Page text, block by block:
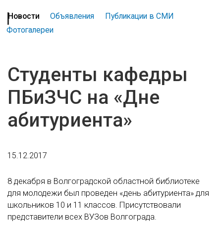
Новости Объявления
Публикации в СМИ
Фотогалереи
Студенты кафедры
ПБиЗЧС на «Дне
абитуриента»
15.12.2017
8 декабря в Волгоградской областной библиотеке
для молодежи был проведен «день абитуриента» для
школьников 10 и 11 классов. Присутствовали
представители всех ВУЗов Волгограда.